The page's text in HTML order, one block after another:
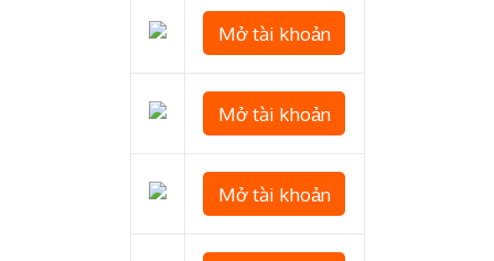
Mở tài khoản
Mở tài khoản
Mở tài khoản